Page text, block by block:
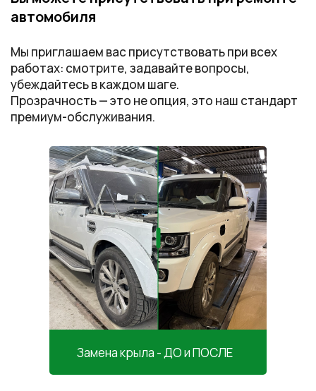
автомобиля
Мы приглашаем вас присутствовать при всех
работах: смотрите, задавайте вопросы,
убеждайтесь в каждом шаге.
Прозрачность — это не опция, это наш стандарт
премиум-обслуживания.
Замена крыла - ДО и ПОСЛЕ